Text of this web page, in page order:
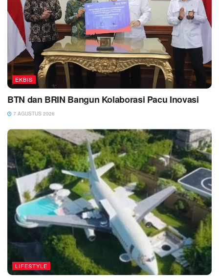
EKBIS
BTN dan BRIN Bangun Kolaborasi Pacu Inovasi
7 AGUSTUS 2026
LIFESTYLE